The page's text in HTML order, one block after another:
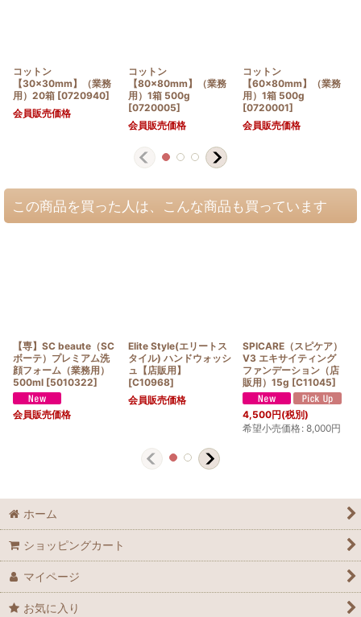
コットン
【30×30mm】（業務
用）20箱 [0720940]
会員販売価格
コットン
【80×80mm】（業務
用）1箱 500g
[0720005]
会員販売価格
コットン
【60×80mm】（業務
用）1箱 500g
[0720001]
会員販売価格
この商品を買った人は、こんな商品も買っています
【専】SC beaute（SC
ボーテ）プレミアム洗
顔フォーム（業務用）
500ml [5010322]
会員販売価格
Elite Style(エリートス
タイル) ハンドウォッシ
ュ【店販用】
[C10968]
会員販売価格
SPICARE（スピケア）
V3 エキサイティング
ファンデーション（店
販用）15g [C11045]
4,500円(税別)
希望小売価格: 8,000円
ホーム
ショッピングカート
マイページ
お気に入り